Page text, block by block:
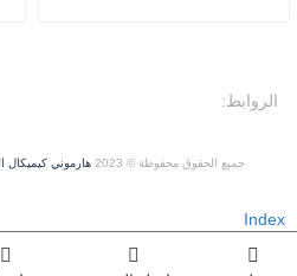
الروابط:
جميع الحقوق محفوظة © 2023 هارموني كيميكال
Index